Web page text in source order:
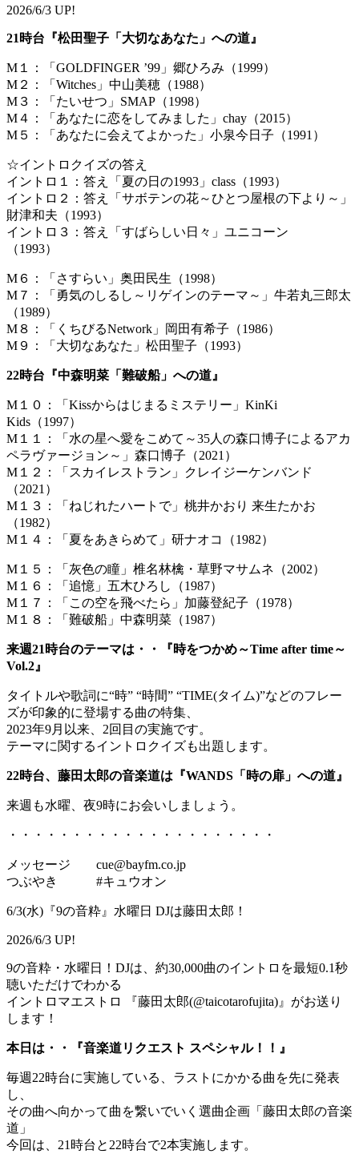
2026/6/3 UP!
21時台『松田聖子「大切なあなた」への道』
M１：「GOLDFINGER ’99」郷ひろみ（1999）
M２：「Witches」中山美穂（1988）
M３：「たいせつ」SMAP（1998）
M４：「あなたに恋をしてみました」chay（2015）
M５：「あなたに会えてよかった」小泉今日子（1991）
☆イントロクイズの答え
イントロ１：答え「夏の日の1993」class（1993）
イントロ２：答え「サボテンの花～ひとつ屋根の下より～」
財津和夫（1993）
イントロ３：答え「すばらしい日々」ユニコーン
（1993）
M６：「さすらい」奥田民生（1998）
M７：「勇気のしるし～リゲインのテーマ～」牛若丸三郎太
（1989）
M８：「くちびるNetwork」岡田有希子（1986）
M９：「大切なあなた」松田聖子（1993）
22時台『中森明菜「難破船」への道』
M１０：「Kissからはじまるミステリー」KinKi
Kids（1997）
M１１：「水の星へ愛をこめて～35人の森口博子によるアカ
ペラヴァージョン～」森口博子（2021）
M１２：「スカイレストラン」クレイジーケンバンド
（2021）
M１３：「ねじれたハートで」桃井かおり 来生たかお
（1982）
M１４：「夏をあきらめて」研ナオコ（1982）
M１５：「灰色の瞳」椎名林檎・草野マサムネ（2002）
M１６：「追憶」五木ひろし（1987）
M１７：「この空を飛べたら」加藤登紀子（1978）
M１８：「難破船」中森明菜（1987）
来週21時台のテーマは・・『時をつかめ～Time after time～
Vol.2』
タイトルや歌詞に“時” “時間” “TIME(タイム)”などのフレー
ズが印象的に登場する曲の特集、
2023年9月以来、2回目の実施です。
テーマに関するイントロクイズも出題します。
22時台、藤田太郎の音楽道は『WANDS「時の扉」への道』
来週も水曜、夜9時にお会いしましょう。
・・・・・・・・・・・・・・・・・・・・・
メッセージ cue@bayfm.co.jp
つぶやき #キュウオン
6/3(水)『9の音粋』水曜日 DJは藤田太郎！
2026/6/3 UP!
9の音粋・水曜日！DJは、約30,000曲のイントロを最短0.1秒
聴いただけでわかる
イントロマエストロ 『藤田太郎(@taicotarofujita)』がお送り
します！
本日は・・『音楽道リクエスト スペシャル！！』
毎週22時台に実施している、ラストにかかる曲を先に発表
し、
その曲へ向かって曲を繋いでいく選曲企画「藤田太郎の音楽
道」
今回は、21時台と22時台で2本実施します。